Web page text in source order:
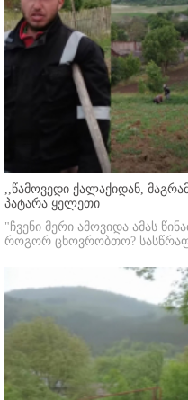
,,წამოვედი ქალაქიდან,
პატარა ყელეთი
"ჩვენი მერი ამოვიდა ამას
როგორ ცხოვრობთო?